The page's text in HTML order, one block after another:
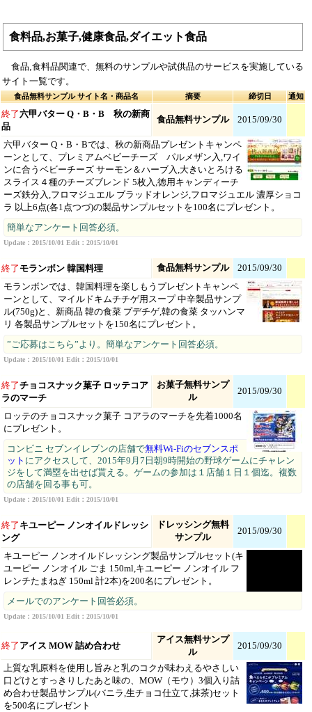
食料品,お菓子,健康食品,ダイエット食品
食品,食料品関連で、無料のサンプルや試供品のサービスを実施している
サイト一覧です。
食品無料サンプル サイト名・商品名 摘要 締切日 通知
終了六甲バター Q・B・B 秋の新商
品
食品無料サンプル 2015/09/30
六甲バター Q・B・Bでは、秋の新商品プレゼントキャンペ
ーンとして、プレミアムベビーチーズ パルメザン入,ワイ
ンに合うベビーチーズ サーモン＆ハーブ入,大きいとろける
スライス４種のチーズブレンド 5枚入,徳用キャンディーチ
ーズ鉄分入,フロマジュエル ブラッドオレンジ,フロマジュエル 濃厚ショコ
ラ 以上6点(各1点つづ)の製品サンプルセットを100名にプレゼント。
簡単なアンケート回答必須。
Update：2015/10/01 Edit：2015/10/01
終了 モランボン 韓国料理 食品無料サンプル
2015/09/30
モランボンでは、韓国料理を楽しもうプレゼントキャンペ
ーンとして、マイルドキムチチゲ用スープ 中辛製品サンプ
ル(750g)と、新商品 韓の食菜 プデチゲ,韓の食菜 タッハンマ
リ 各製品サンプルセットを150名にプレゼント。
”ご応募はこちら”より。簡単なアンケート回答必須。
Update：2015/10/01 Edit：2015/10/01
終了チョコスナック菓子 ロッテコア
ラのマーチ
お菓子無料サンプ
ル
2015/09/30
ロッテのチョコスナック菓子 コアラのマーチを先着1000名
にプレゼント。
コンビニ セブンイレブンの店舗で無料Wi-Fiのセブンスポ
ット にアクセスして、2015年9月7日朝9時開始の野球ゲームにチャレン
ジをして満塁を出せば貰える。ゲームの参加は１店舗１日１個迄。複数
の店舗を回る事も可。
Update：2015/10/01 Edit：2015/10/01
終了 キユーピー ノンオイルドレッシ
ング
ドレッシング無料
サンプル
2015/09/30
キユーピー ノンオイルドレッシング製品サンプルセット(キ
ユーピー ノンオイル ごま 150ml,キユーピー ノンオイル フ
レンチたまねぎ 150ml 計2本)を200名にプレゼント。
メールでのアンケート回答必須。
Update：2015/10/01 Edit：2015/10/01
終了 アイス MOW 詰め合わせ
アイス無料サンプ
ル
2015/09/30
上質な乳原料を使用し旨みと乳のコクが味わえるやさしい
口どけとすっきりしたあと味の、MOW（モウ）3個入り詰
め合わせ製品サンプル(バニラ,生チョコ仕立て,抹茶)セット
を500名にプレゼント